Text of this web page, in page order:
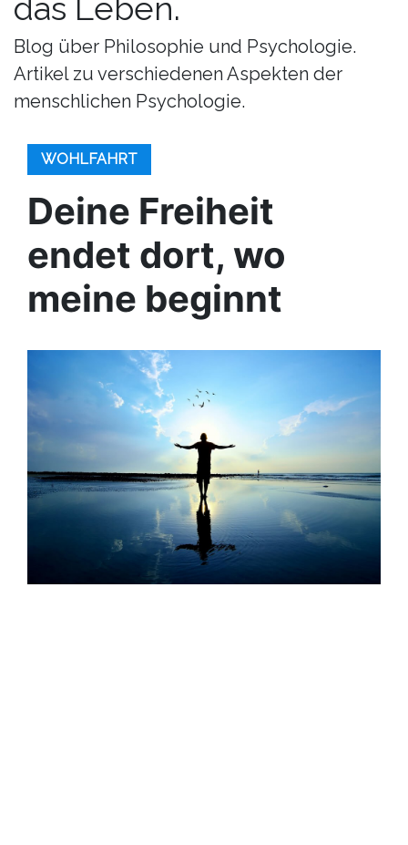
das Leben.
Blog über Philosophie und Psychologie.
Artikel zu verschiedenen Aspekten der
menschlichen Psychologie.
WOHLFAHRT
Deine Freiheit
endet dort, wo
meine beginnt